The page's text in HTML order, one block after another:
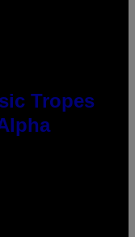
Tropes